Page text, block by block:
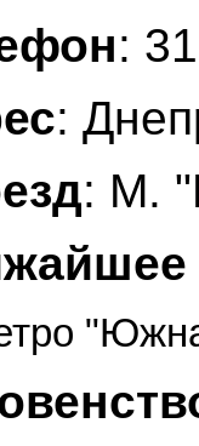
:
:
: М.